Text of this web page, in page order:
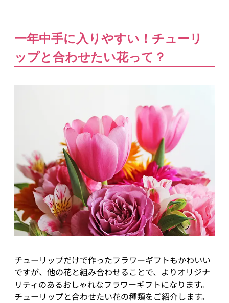
一年中手に入りやすい！チューリ
ップと合わせたい花って？
チューリップだけで作ったフラワーギフトもかわいい
ですが、他の花と組み合わせることで、よりオリジナ
リティのあるおしゃれなフラワーギフトになります。
チューリップと合わせたい花の種類をご紹介します。